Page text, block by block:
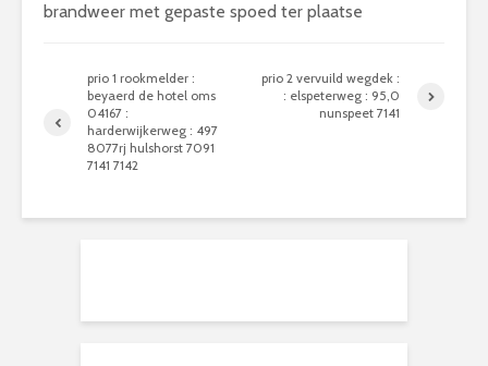
brandweer met gepaste spoed ter plaatse
prio 1 rookmelder :
beyaerd de hotel oms
04167 :
harderwijkerweg : 497
8077rj hulshorst 7091
7141 7142
prio 2 vervuild wegdek :
: elspeterweg : 95,0
nunspeet 7141